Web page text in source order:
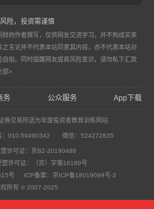
险，投资需谨慎
的作者撰写，仅供网友交流学习，并不构成买卖
言论并不代表本站同意其内容，亦不代表本站对
担。同时提醒网友提高风险意识，请勿私下汇款
部>
务 公众服务 App下载
券交易所选为年度投资者教育训练网站
：010-59490342 微信：524272835
许可证：京B2-20190488
营许可证：（京）字第18189号
号 ICP备案：京ICP备18019099号-3
权所有 © 2007-2025